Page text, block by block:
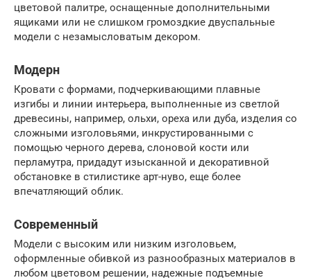
цветовой палитре, оснащенные дополнительными
ящиками или не слишком громоздкие двуспальные
модели с незамысловатым декором.
Модерн
Кровати с формами, подчеркивающими плавные
изгибы и линии интерьера, выполненные из светлой
древесины, например, ольхи, ореха или дуба, изделия со
сложными изголовьями, инкрустированными с
помощью черного дерева, слоновой кости или
перламутра, придадут изысканной и декоративной
обстановке в стилистике арт-нуво, еще более
впечатляющий облик.
Современный
Модели с высоким или низким изголовьем,
оформленные обивкой из разнообразных материалов в
любом цветовом решении, надежные подъемные